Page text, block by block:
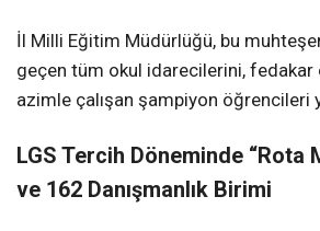
İl Milli Eğitim Müdürlüğü, bu
geçen tüm okul idarecilerini,
azimle çalışan şampiyon öğrencileri
LGS Tercih Döneminde “Rota
ve 162 Danışmanlık Birimi